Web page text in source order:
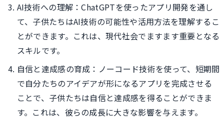
AI技術への理解：ChatGPTを使ったアプリ開発を通し
て、子供たちはAI技術の可能性や活用方法を理解するこ
とができます。これは、現代社会でますます重要となる
スキルです。
自信と達成感の育成：ノーコード技術を使って、短期間
で自分たちのアイデアが形になるアプリを完成させる
ことで、子供たちは自信と達成感を得ることができま
す。これは、彼らの成長に大きな影響を与えます。